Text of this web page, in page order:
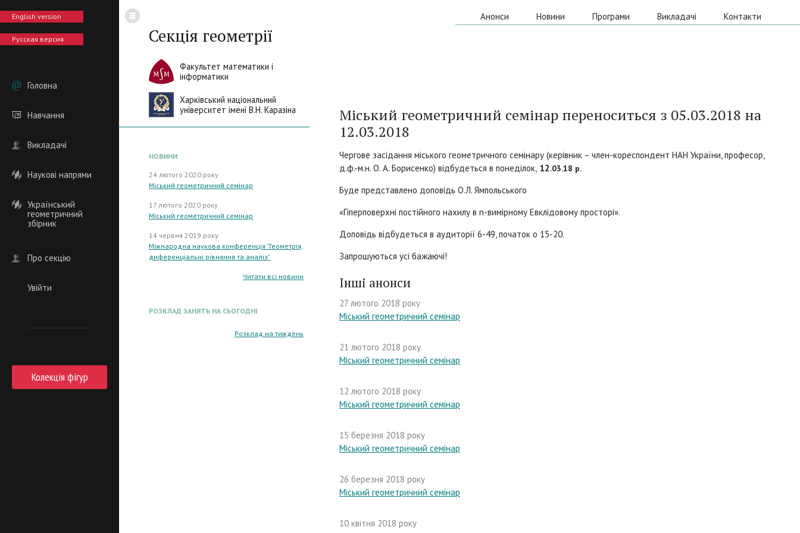
English version
Русская версия
Головна
Навчання
Викладачі
Наукові напрями
Український
геометричний
збірник
Про секцію
Увійти
Колекція фігур
Секція геометрії
Факультет математики і
інформатики
Харківський національний
університет імені В.Н. Каразіна
НОВИНИ
24 лютого 2020 року
Міський геометричний семінар
17 лютого 2020 року
Міський геометричний семінар
14 червня 2019 року
Міжнародна наукова конференція "Геометрія,
диференціальні рівняння та аналіз"
Читати всі новини
РОЗКЛАД ЗАНЯТЬ НА СЬОГОДНІ
Розклад на тиждень
Анонси Новини Програми Викладачі Контакти
Міський геометричний семінар переноситься з 05.03.2018 на
12.03.2018
Чергове засідання міського геометричного семінару (керівник – член-кореспондент НАН України, професор,
д.ф.-м.н. О. А. Борисенко) відбудеться в понеділок, 12.03.18 р.
Буде представлено доповідь О.Л. Ямпольського
«Гіперповерхні постійного нахилу в n-вимірному Евклідовому просторі».
Доповідь відбудеться в аудиторії 6-49, початок о 15-20.
Запрошуються усі бажаючі!
Інші анонси
27 лютого 2018 року
Міський геометричний семінар
21 лютого 2018 року
Міський геометричний семінар
12 лютого 2018 року
Міський геометричний семінар
15 березня 2018 року
Міський геометричний семінар
26 березня 2018 року
Міський геометричний семінар
10 квітня 2018 року